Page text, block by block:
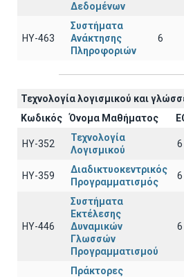
Δεδομένων
ΗΥ-463
Συστήματα
Ανάκτησης
Πληροφοριών
6
Τεχνολογία λογισμικού και
Κωδικός
Όνομα Μαθήματος
ΗΥ-352
Τεχνολογία
Λογισμικού
6
ΗΥ-359
Διαδικτυοκεντρικός
Προγραμματισμός
6
ΗΥ-446
Συστήματα
Εκτέλεσης
Δυναμικών
Γλωσσών
Προγραμματισμού
6
Πράκτορες